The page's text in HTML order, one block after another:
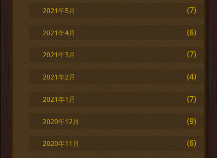
2021年5月 (7)
2021年4月 (6)
2021年3月 (7)
2021年2月 (4)
2021年1月 (7)
2020年12月 (9)
2020年11月 (6)